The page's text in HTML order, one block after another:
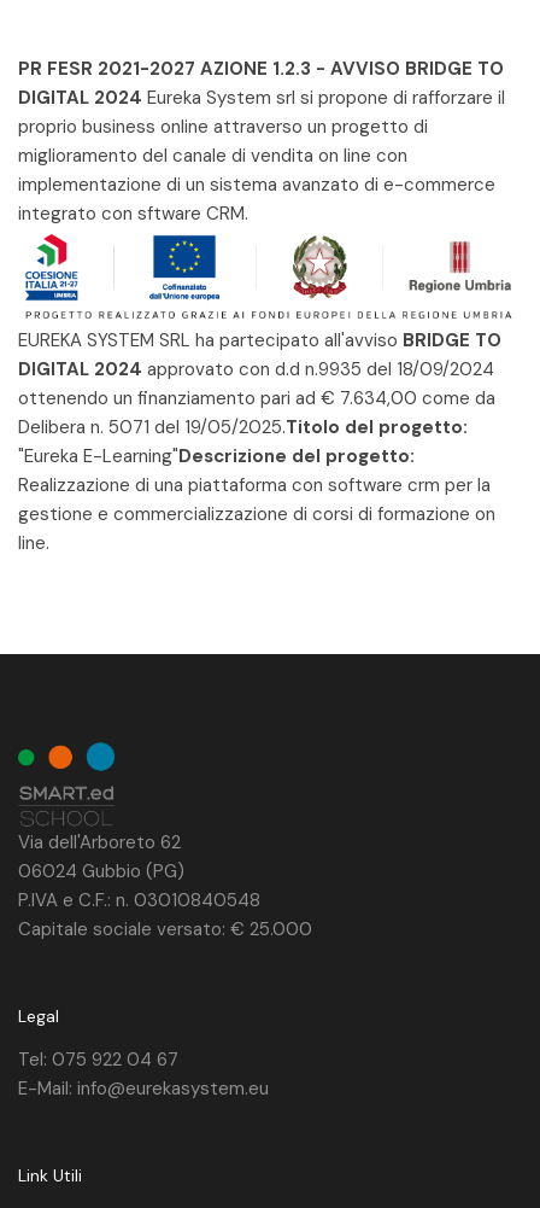
PR FESR 2021-2027 AZIONE 1.2.3 - AVVISO BRIDGE TO
DIGITAL 2024 Eureka System srl si propone di rafforzare il
proprio business online attraverso un progetto di
miglioramento del canale di vendita on line con
implementazione di un sistema avanzato di e-commerce
integrato con sftware CRM.
EUREKA SYSTEM SRL ha partecipato all'avviso BRIDGE TO
DIGITAL 2024 approvato con d.d n.9935 del 18/09/2024
ottenendo un finanziamento pari ad € 7.634,00 come da
Delibera n. 5071 del 19/05/2025.Titolo del progetto:
"Eureka E-Learning"Descrizione del progetto:
Realizzazione di una piattaforma con software crm per la
gestione e commercializzazione di corsi di formazione on
line.
Via dell'Arboreto 62
06024 Gubbio (PG)
P.IVA e C.F.: n. 03010840548
Capitale sociale versato: € 25.000
Legal
Tel: 075 922 04 67
E-Mail: info@eurekasystem.eu
Link Utili